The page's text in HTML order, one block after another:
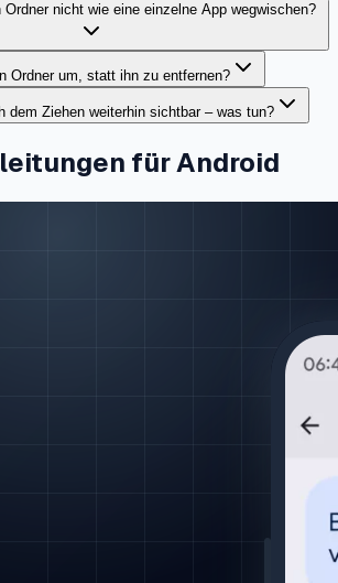
nicht wie eine einzelne App wegwischen?
Ordner um, statt ihn zu entfernen?
dem Ziehen weiterhin sichtbar – was tun?
für Android